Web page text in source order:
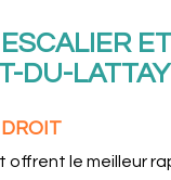
DU-LATTAY
le meilleur